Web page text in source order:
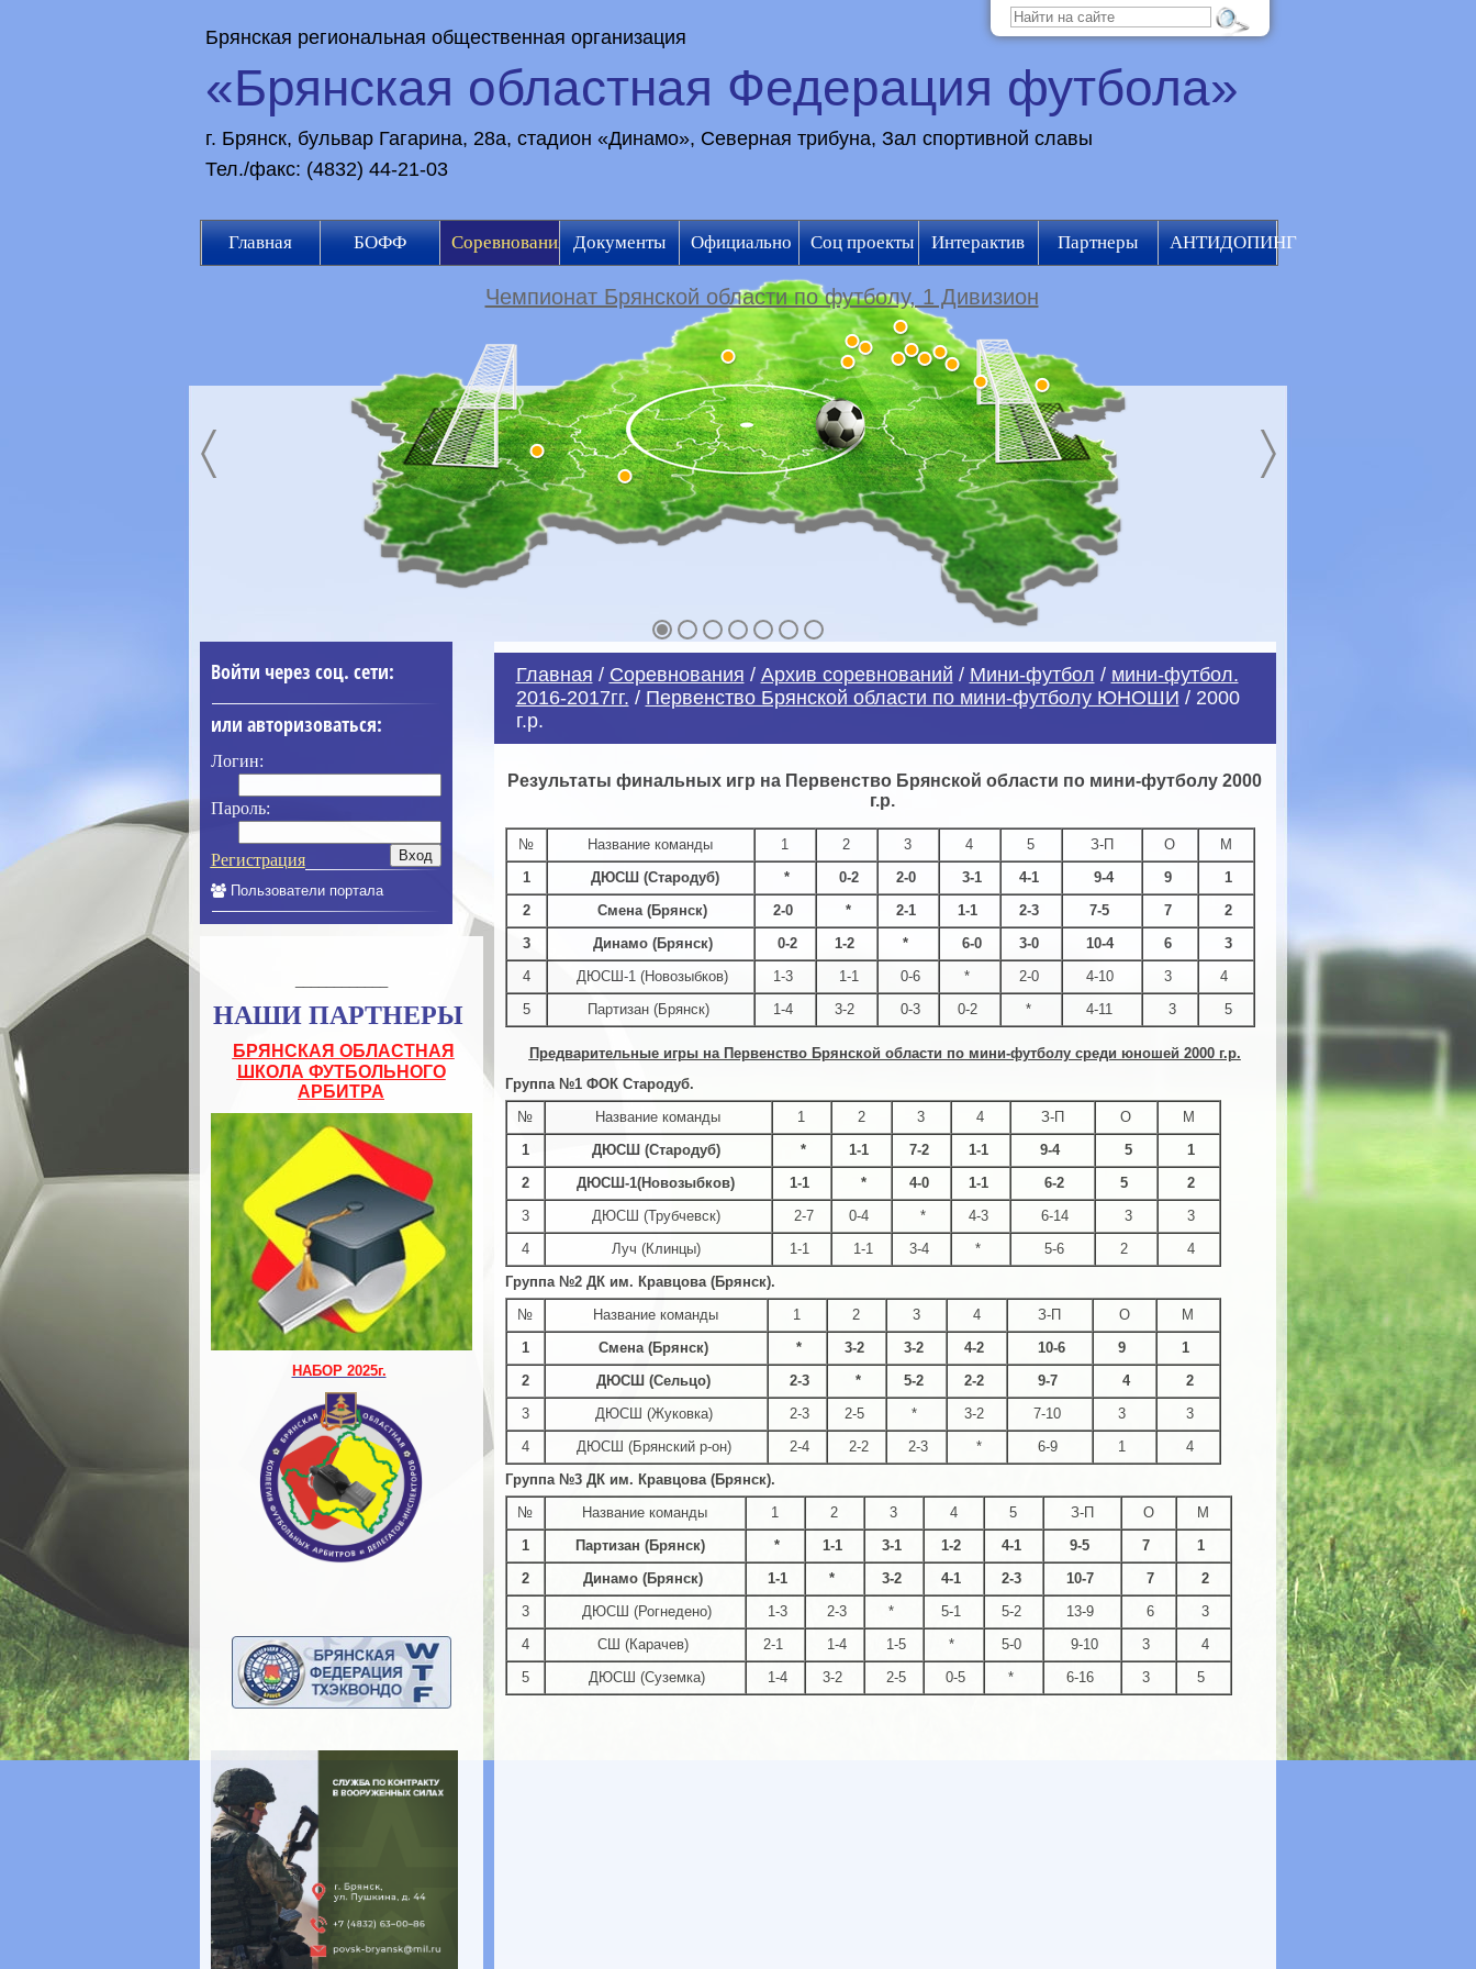
Брянская региональная общественная организация
«Брянская областная Федерация футбола»
г. Брянск, бульвар Гагарина, 28а, стадион «Динамо», Северная трибуна, Зал спортивной славы
Тел./факс: (4832) 44-21-03
Главная БОФФ Соревнования Документы Официально Соц проекты Интерактив Партнеры АНТИДОПИНГ
Чемпионат Брянской области по футболу, 1 Дивизион
Войти через соц. сети:
или авторизоваться:
Логин:
Пароль:
Регистрация
Пользователи портала
НАШИ ПАРТНЕРЫ
БРЯНСКАЯ ОБЛАСТНАЯ
ШКОЛА ФУТБОЛЬНОГО
АРБИТРА
НАБОР 2025г.
Главная / Соревнования / Архив соревнований / Мини-футбол / мини-футбол.
2016-2017гг. / Первенство Брянской области по мини-футболу ЮНОШИ / 2000
г.р.
Результаты финальных игр на Первенство Брянской области по мини-футболу 2000
г.р.
№ Название команды 1 2 3 4 5 З-П О
М
1
ДЮСШ (Стародуб) * 0-2 2-0 3-1 4-1 9-4 9
1
2
Смена (Брянск) 2-0 * 2-1 1-1 2-3 7-5 7
2
3
Динамо (Брянск) 0-2 1-2 * 6-0 3-0 10-4 6
3
4
ДЮСШ-1 (Новозыбков) 1-3 1-1 0-6 * 2-0 4-10 3
4
5
Партизан (Брянск) 1-4 3-2 0-3 0-2 * 4-11 3 5
Предварительные игры на Первенство Брянской области по мини-футболу среди юношей 2000 г.р.
Группа №1 ФОК Стародуб.
№
Название команды 1 2 3 4 З-П О
М
1
ДЮСШ (Стародуб) * 1-1 7-2 1-1 9-4 5
1
2
ДЮСШ-1(Новозыбков) 1-1 * 4-0 1-1 6-2 5
2
3
ДЮСШ (Трубчевск) 2-7 0-4 * 4-3 6-14 3
3
4
Луч (Клинцы) 1-1 1-1 3-4 * 5-6 2
4
Группа №2 ДК им. Кравцова (Брянск).
№
Название команды 1 2 3 4 З-П О
М
1
Смена (Брянск) * 3-2 3-2 4-2 10-6 9
1
2
ДЮСШ (Сельцо) 2-3 * 5-2 2-2 9-7 4
2
3
ДЮСШ (Жуковка) 2-3 2-5 * 3-2 7-10 3
3
4
ДЮСШ (Брянский р-он) 2-4 2-2 2-3 * 6-9 1
4
Группа №3 ДК им. Кравцова (Брянск).
№
Название команды 1 2 3 4 5 З-П О
М
1
Партизан (Брянск) * 1-1 3-1 1-2 4-1 9-5 7
1
2
Динамо (Брянск) 1-1 * 3-2 4-1 2-3 10-7 7
2
3
ДЮСШ (Рогнедено) 1-3 2-3 * 5-1 5-2 13-9 6
3
4
СШ (Карачев) 2-1 1-4 1-5 * 5-0 9-10 3
4
5
ДЮСШ (Суземка) 1-4 3-2 2-5 0-5 * 6-16 3 5